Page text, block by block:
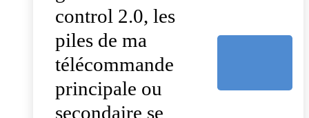
control 2.0, les
piles de ma
télécommande
principale ou
secondaire se